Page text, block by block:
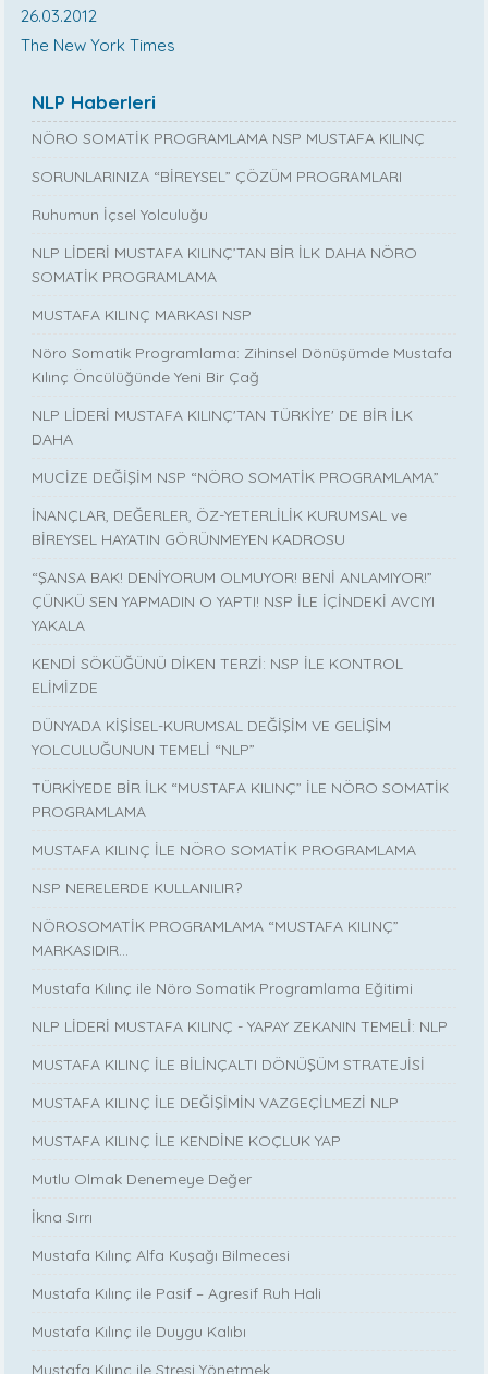
26.03.2012
The New York Times
NLP Haberleri
NÖRO SOMATİK PROGRAMLAMA NSP MUSTAFA KILINÇ
SORUNLARINIZA “BİREYSEL” ÇÖZÜM PROGRAMLARI
Ruhumun İçsel Yolculuğu
NLP LİDERİ MUSTAFA KILINÇ’TAN BİR İLK DAHA NÖRO
SOMATİK PROGRAMLAMA
MUSTAFA KILINÇ MARKASI NSP
Nöro Somatik Programlama: Zihinsel Dönüşümde Mustafa
Kılınç Öncülüğünde Yeni Bir Çağ
NLP LİDERİ MUSTAFA KILINÇ'TAN TÜRKİYE' DE BİR İLK
DAHA
MUCİZE DEĞİŞİM NSP “NÖRO SOMATİK PROGRAMLAMA”
İNANÇLAR, DEĞERLER, ÖZ-YETERLİLİK KURUMSAL ve
BİREYSEL HAYATIN GÖRÜNMEYEN KADROSU
“ŞANSA BAK! DENİYORUM OLMUYOR! BENİ ANLAMIYOR!”
ÇÜNKÜ SEN YAPMADIN O YAPTI! NSP İLE İÇİNDEKİ AVCIYI
YAKALA
KENDİ SÖKÜĞÜNÜ DİKEN TERZİ: NSP İLE KONTROL
ELİMİZDE
DÜNYADA KİŞİSEL-KURUMSAL DEĞİŞİM VE GELİŞİM
YOLCULUĞUNUN TEMELİ “NLP”
TÜRKİYEDE BİR İLK “MUSTAFA KILINÇ” İLE NÖRO SOMATİK
PROGRAMLAMA
MUSTAFA KILINÇ İLE NÖRO SOMATİK PROGRAMLAMA
NSP NERELERDE KULLANILIR?
NÖROSOMATİK PROGRAMLAMA “MUSTAFA KILINÇ”
MARKASIDIR…
Mustafa Kılınç ile Nöro Somatik Programlama Eğitimi
NLP LİDERİ MUSTAFA KILINÇ - YAPAY ZEKANIN TEMELİ: NLP
MUSTAFA KILINÇ İLE BİLİNÇALTI DÖNÜŞÜM STRATEJİSİ
MUSTAFA KILINÇ İLE DEĞİŞİMİN VAZGEÇİLMEZİ NLP
MUSTAFA KILINÇ İLE KENDİNE KOÇLUK YAP
Mutlu Olmak Denemeye Değer
İkna Sırrı
Mustafa Kılınç Alfa Kuşağı Bilmecesi
Mustafa Kılınç ile Pasif – Agresif Ruh Hali
Mustafa Kılınç ile Duygu Kalıbı
Mustafa Kılınç ile Stresi Yönetmek